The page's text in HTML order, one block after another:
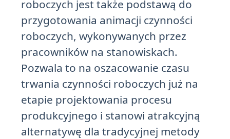
roboczych jest także podstawą do
przygotowania animacji czynności
roboczych, wykonywanych przez
pracowników na stanowiskach.
Pozwala to na oszacowanie czasu
trwania czynności roboczych już na
etapie projektowania procesu
produkcyjnego i stanowi atrakcyjną
alternatywę dla tradycyjnej metody